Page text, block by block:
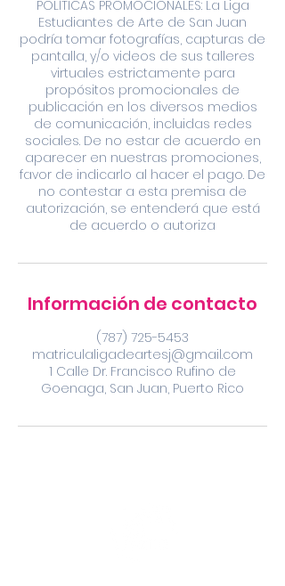
POLÍTICAS PROMOCIONALES: La Liga
Estudiantes de Arte de San Juan
podría tomar fotografías, capturas de
pantalla, y/o videos de sus talleres
virtuales estrictamente para
propósitos promocionales de
publicación en los diversos medios
de comunicación, incluidas redes
sociales. De no estar de acuerdo en
aparecer en nuestras promociones,
favor de indicarlo al hacer el pago. De
no contestar a esta premisa de
autorización, se entenderá que está
de acuerdo o autoriza
Información de contacto
(787) 725-5453
matriculaligadeartesj@gmail.com
1 Calle Dr. Francisco Rufino de
Goenaga, San Juan, Puerto Rico